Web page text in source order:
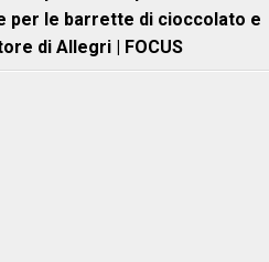
per le barrette di cioccolato e
di Allegri | FOCUS